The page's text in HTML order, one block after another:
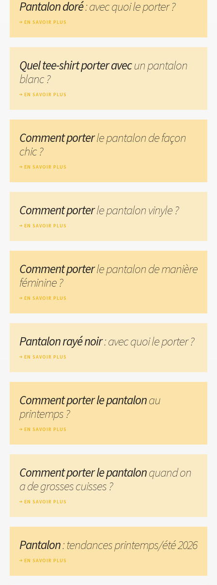
Pantalon doré: avec quoi le porter ?
EN SAVOIR PLUS
Quel tee-shirt porter avecun pantalon
blanc ?
EN SAVOIR PLUS
Comment porterle pantalon de façon
chic ?
EN SAVOIR PLUS
Comment porterle pantalon vinyle ?
EN SAVOIR PLUS
Comment porterle pantalon de manière
féminine ?
EN SAVOIR PLUS
Pantalon rayé noir: avec quoi le porter ?
EN SAVOIR PLUS
Comment porter le pantalonau
printemps ?
EN SAVOIR PLUS
Comment porter le pantalonquand on
a de grosses cuisses ?
EN SAVOIR PLUS
Pantalon: tendances printemps/été 2026
EN SAVOIR PLUS